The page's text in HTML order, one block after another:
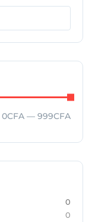
0CFA — 999CFA
0
0